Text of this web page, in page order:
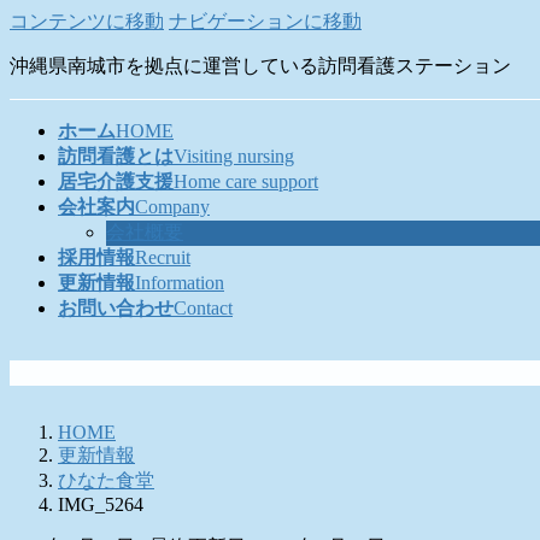
コンテンツに移動 ナビゲーションに移動
沖縄県南城市を拠点に運営している訪問看護ステーション
ホームHOME
訪問看護とはVisiting nursing
居宅介護支援Home care support
会社案内Company
採用情報Recruit
更新情報Information
お問い合わせContact
HOME
更新情報
ひなた食堂
IMG_5264